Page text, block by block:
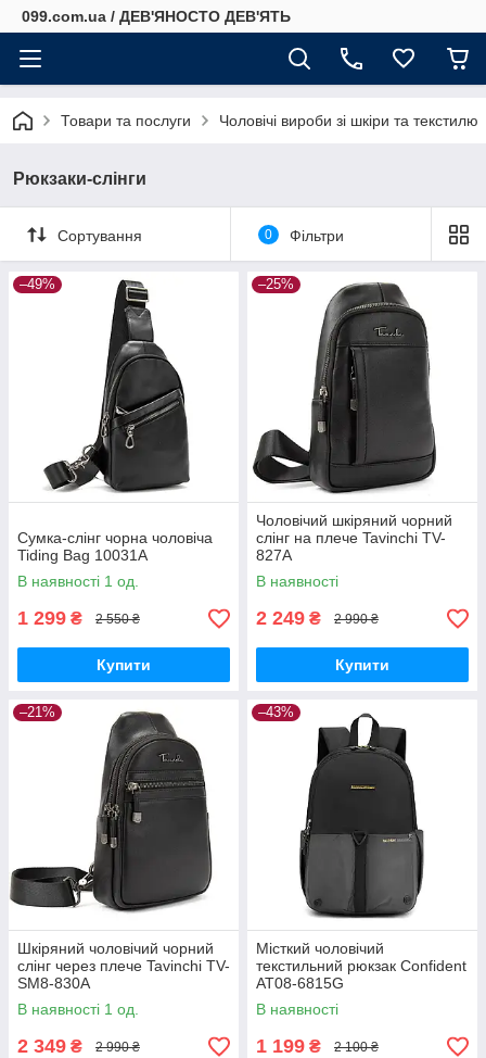
099.com.ua / ДЕВ'ЯНОСТО ДЕВ'ЯТЬ
Товари та послуги Чоловічі вироби зі шкіри та текстилю
Рюкзаки-слінги
Сортування 0 Фільтри
–49%
Сумка-слінг чорна чоловіча
Tiding Bag 10031A
В наявності 1 од.
1 299 ₴ 2 550 ₴
Купити
–25%
Чоловічий шкіряний чорний
слінг на плече Tavinchi TV-
827A
В наявності
2 249 ₴ 2 990 ₴
Купити
–21%
Шкіряний чоловічий чорний
слінг через плече Tavinchi TV-
SM8-830A
В наявності 1 од.
2 349 ₴ 2 990 ₴
–43%
Місткий чоловічий
текстильний рюкзак Confident
AT08-6815G
В наявності
1 199 ₴ 2 100 ₴